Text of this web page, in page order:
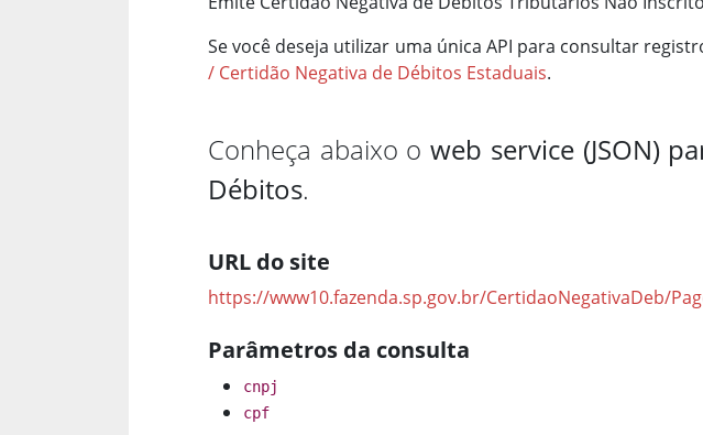
Se você deseja utilizar uma única API para consultar
/ Certidão Negativa de Débitos Estaduais.
Conheça abaixo oweb service (JSON)
Débitos.
URL do site
https://www10.fazenda.sp.gov.br/CertidaoNegativaDeb/
Parâmetros da consulta
cnpj
cpf